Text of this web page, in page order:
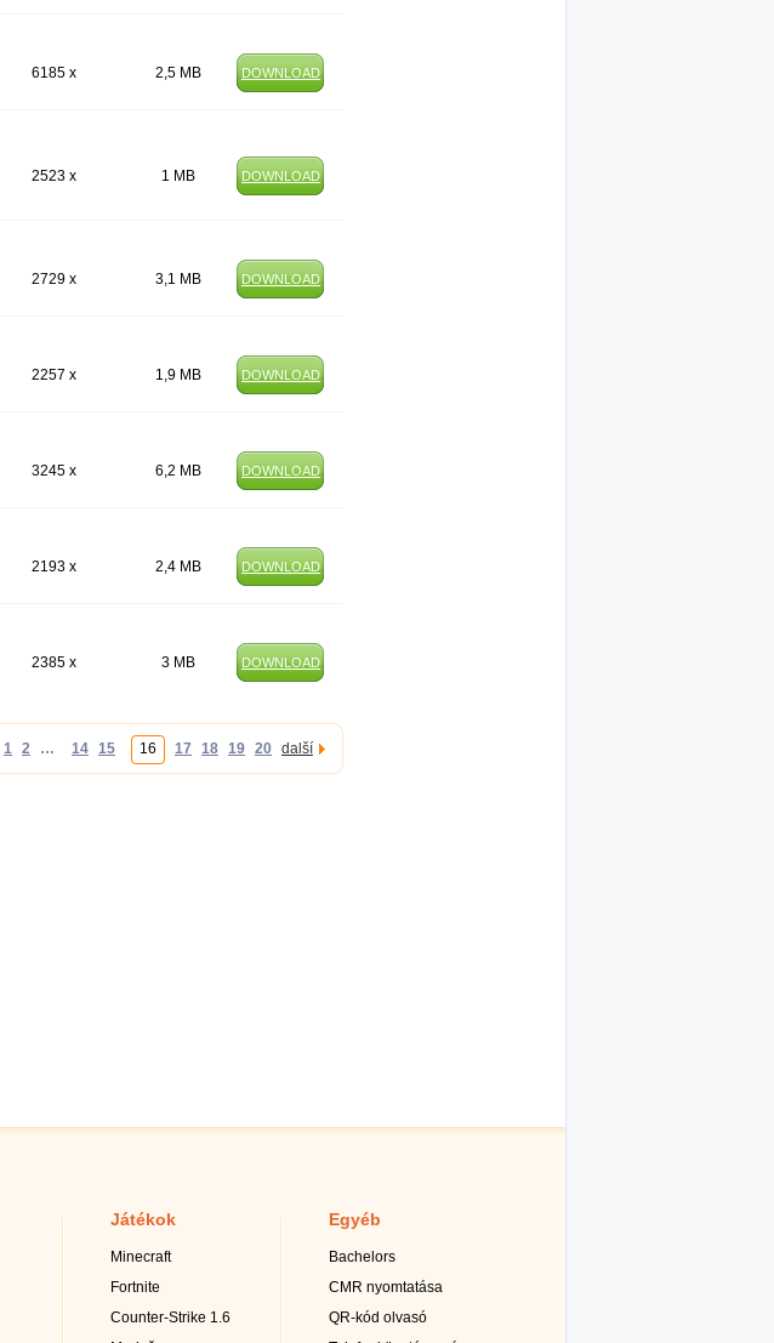
6185 x 2,5 MB DOWNLOAD
2523 x 1 MB DOWNLOAD
2729 x 3,1 MB DOWNLOAD
2257 x 1,9 MB DOWNLOAD
3245 x 6,2 MB DOWNLOAD
2193 x 2,4 MB DOWNLOAD
2385 x 3 MB DOWNLOAD
1 2 … 14 15 16 17 18 19 20 další
Játékok
Minecraft
Fortnite
Counter-Strike 1.6
Egyéb
Bachelors
CMR nyomtatása
QR-kód olvasó